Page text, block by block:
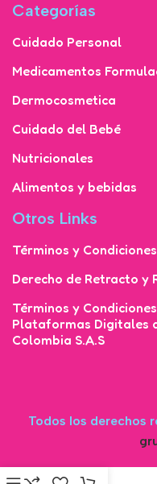
Categorías
Cuidado Personal
Medicamentos
Dermocosmetica
Cuidado del Bebé
Nutricionales
Alimentos y bebidas
Otros Links
Términos y
Derecho de Retracto y
Términos y
Plataformas Digitales
Colombia S.A.S
Todos los derechos